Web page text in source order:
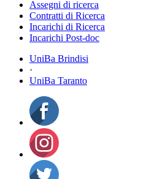
Assegni di ricerca
Contratti di Ricerca
Incarichi di Ricerca
Incarichi Post-doc
UniBa Brindisi
·
UniBa Taranto